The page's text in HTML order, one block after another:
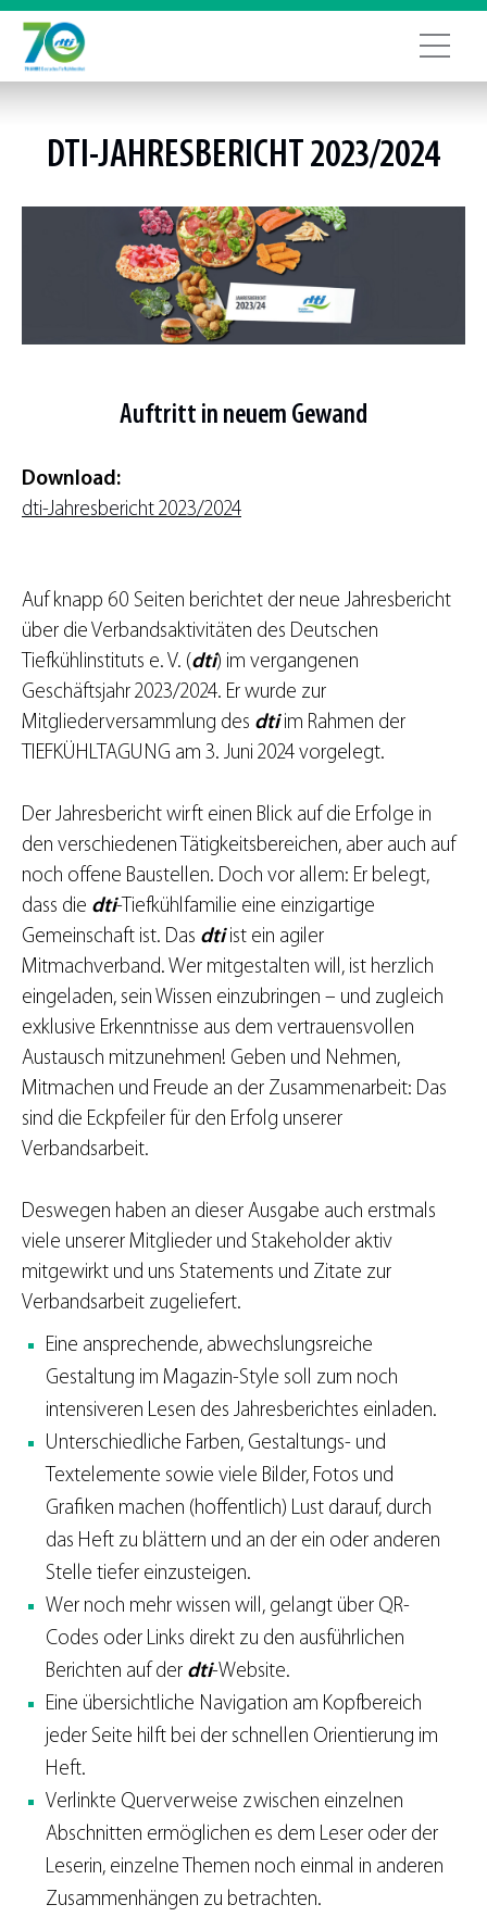
DTI-JAHRESBERICHT 2023/2024
Auftritt in neuem Gewand
Download:
dti-Jahresbericht 2023/2024
Auf knapp 60 Seiten berichtet der neue Jahresbericht
über die Verbandsaktivitäten des Deutschen
Tiefkühlinstituts e. V. (dti) im vergangenen
Geschäftsjahr 2023/2024. Er wurde zur
Mitgliederversammlung des dtiim Rahmen der
TIEFKÜHLTAGUNG am 3. Juni 2024 vorgelegt.
Der Jahresbericht wirft einen Blick auf die Erfolge in
den verschiedenen Tätigkeitsbereichen, aber auch auf
noch offene Baustellen. Doch vor allem: Er belegt,
dass die dti-Tiefkühlfamilie eine einzigartige
Gemeinschaft ist. Das dtiist ein agiler
Mitmachverband. Wer mitgestalten will, ist herzlich
eingeladen, sein Wissen einzubringen – und zugleich
exklusive Erkenntnisse aus dem vertrauensvollen
Austausch mitzunehmen! Geben und Nehmen,
Mitmachen und Freude an der Zusammenarbeit: Das
sind die Eckpfeiler für den Erfolg unserer
Verbandsarbeit.
Deswegen haben an dieser Ausgabe auch erstmals
viele unserer Mitglieder und Stakeholder aktiv
mitgewirkt und uns Statements und Zitate zur
Verbandsarbeit zugeliefert.
Eine ansprechende, abwechslungsreiche
Gestaltung im Magazin-Style soll zum noch
intensiveren Lesen des Jahresberichtes einladen.
Unterschiedliche Farben, Gestaltungs- und
Textelemente sowie viele Bilder, Fotos und
Grafiken machen (hoffentlich) Lust darauf, durch
das Heft zu blättern und an der ein oder anderen
Stelle tiefer einzusteigen.
Wer noch mehr wissen will, gelangt über QR-
Codes oder Links direkt zu den ausführlichen
Berichten auf der dti-Website.
Eine übersichtliche Navigation am Kopfbereich
jeder Seite hilft bei der schnellen Orientierung im
Heft.
Verlinkte Querverweise zwischen einzelnen
Abschnitten ermöglichen es dem Leser oder der
Leserin, einzelne Themen noch einmal in anderen
Zusammenhängen zu betrachten.